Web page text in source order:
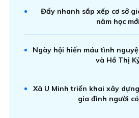
Đẩy nhanh sắp xếp cơ sở
năm học mới
Ngày hội hiến máu tình
và Hồ Thị
Xã U Minh triển khai xây
gia đình người